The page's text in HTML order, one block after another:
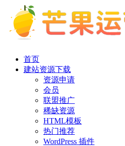
首页
建站资源下载
资源申请
会员
联盟推广
稀缺资源
HTML模板
热门推荐
WordPress 插件